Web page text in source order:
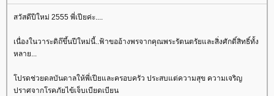
สวัสดีปีใหม่ 2555 พี่เปียค่ะ....
เนื่องในวาระดิถ๊ขึ้นปีใหม่นี้..ฟ้าขออ้างพรจากคุณพระรัตนตรัยและสิ่งศักดิ์สิทธิ์ทั้ง
หลาย...
ปรดช่วยดลบันดาลให้พี่เปียและครอบครัว ประสบแต่ความสุข ความเจริญ
ปราศจากโรคภัยไข้เจ็บเบียดเบียน